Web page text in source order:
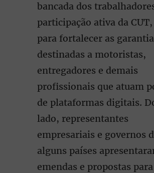
bancada dos
participação ativa da
para fortalecer as
destinadas a motoristas,
entregadores e demais
profissionais que atuam
de plataformas digitais.
lado, representantes
empresariais e governos
alguns países
emendas e propostas para